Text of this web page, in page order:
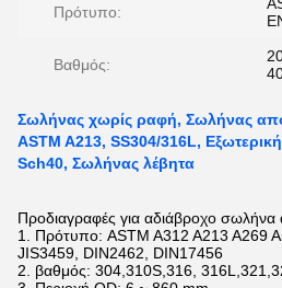
Πρότυπο:
Βαθμός:
Σωλήνας χωρίς ραφή, Σωλήνας
ASTM A213, SS304/316L,
Sch40, Σωλήνας λέβητα
Προδιαγραφές για αδιάβροχο
1. Πρότυπο: ASTM A312 A213 A269
JIS3459, DIN2462, DIN17456
2. βαθμός: 304,310S,316,